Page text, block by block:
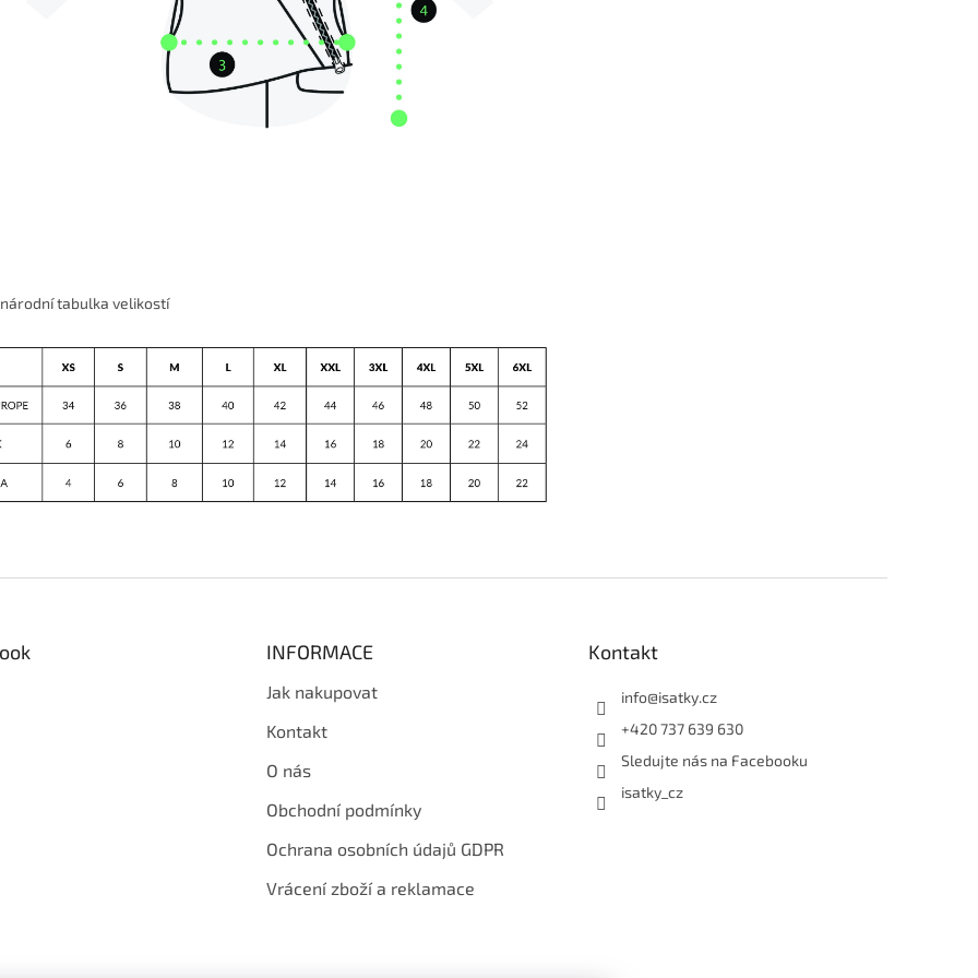
tabulka velikostí
INFORMACE
Jak nakupovat
Kontakt
O nás
Obchodní podmínky
Ochrana osobních údajů GDPR
Vrácení zboží a reklamace
Kontakt
info@isatky.cz
+420 737 639 630
Sledujte nás na Facebooku
isatky_cz